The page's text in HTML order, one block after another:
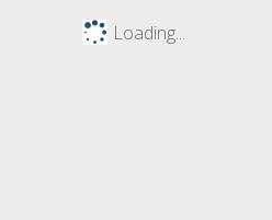
Loading...